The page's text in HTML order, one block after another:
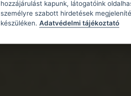
hozzájárulást kapunk, látogatóink
személyre szabott hirdetések
készüléken. Adatvédelmi tájékoztató